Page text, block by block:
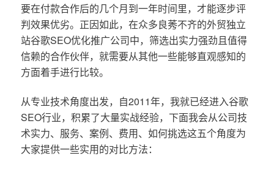
要在付款合作后的几个月到一年时间里，才能逐步评
判效果优劣。正因如此，在众多良莠不齐的外贸独立
站谷歌SEO优化推广公司中，筛选出实力强劲且值得
信赖的合作伙伴，就需要从其他一些能够直观感知的
方面着手进行比较。
从专业技术角度出发，自2011年，我就已经进入谷歌
SEO行业，积累了大量实战经验，下面我会从公司技
术实力、服务、案例、费用、如何挑选这五个角度为
大家提供一些实用的对比方法：